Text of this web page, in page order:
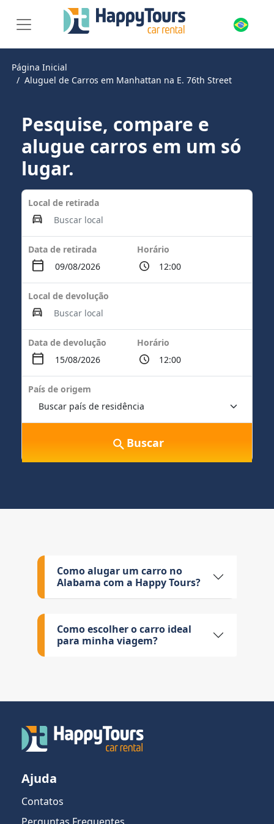
Página Inicial
Aluguel de Carros em Manhattan na E. 76th Street
Pesquise, compare e
alugue carros em um só
lugar.
Local de retirada
Data de retirada Horário
Local de devolução
Data de devolução Horário
País de origem
Buscar
Como alugar um carro no
Alabama com a Happy Tours?
Como escolher o carro ideal
para minha viagem?
Ajuda
Contatos